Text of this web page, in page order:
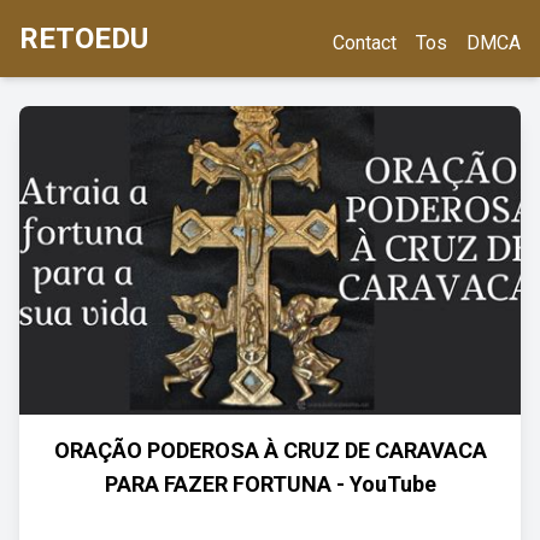
RETOEDU Contact Tos DMCA
ORAÇÃO PODEROSA À CRUZ DE CARAVACA
PARA FAZER FORTUNA - YouTube